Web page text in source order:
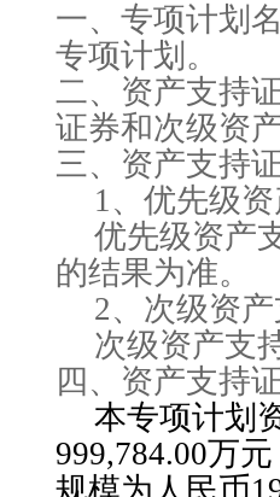
一、专项计划
专项计划。
二、资产支持
证券和次级资
三、资产支持
1、优先级
优先级资产
的结果为准。
2、次级资
次级资产支
四、资产支持
本专项计划
999,784.00万
规模为人民币